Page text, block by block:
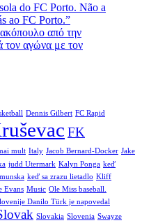
do FC Porto. Não a
ao FC Porto.”
από την
τον αγώνα με τον
Dennis Gilbert FC Rapid
FK
mult Italy Jacob Bernard-Docker Jake
judd Utermark Kalyn Ponga keď
keď sa zrazu lietadlo Kliff
Evans Music Ole Miss baseball.
Danilo Türk je napovedal
Slovakia Slovenia Swayze